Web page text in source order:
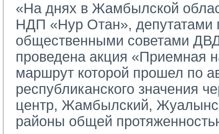
«На днях в Жамбылской
НДП «Нур Отан», депутатами
общественными советами
проведена акция «Приемная
маршрут которой прошел по
республиканского значения
центр, Жамбылский,
районы общей